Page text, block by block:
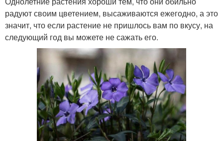
радуют своим цветением, высаживаются ежегодно, а это
значит, что если растение не пришлось вам по вкусу, на
следующий год вы можете не сажать его.